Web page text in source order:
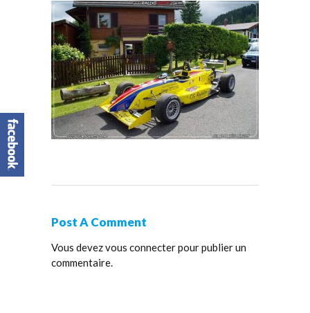
Post A Comment
Vous devezvous connecterpour publier un
commentaire.